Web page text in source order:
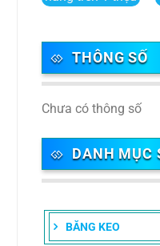
THÔNG SỐ
Chưa có thông số
DANH MỤC
BĂNG KEO